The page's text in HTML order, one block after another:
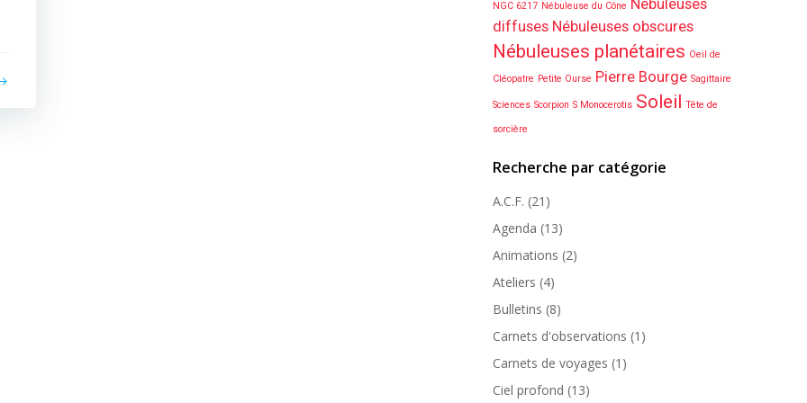
NGC 6217 Nébuleuse du Cône Nébuleuses
diffuses Nébuleuses obscures
Nébuleuses planétaires Oeil de
Cléopatre Petite Ourse Pierre Bourge Sagittaire
Sciences Scorpion S Monocerotis Soleil Tête de
sorcière
Recherche par catégorie
A.C.F. (21)
Agenda (13)
Animations (2)
Ateliers (4)
Bulletins (8)
Carnets d'observations (1)
Carnets de voyages (1)
Ciel profond (13)